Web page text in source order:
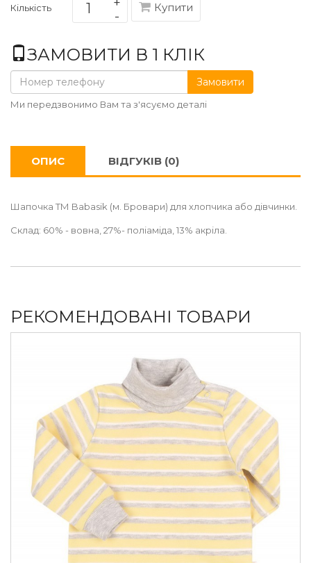
Кількість Купити
ЗАМОВИТИ В 1 КЛІК
Замовити
Ми передзвонимо Вам та з'ясуємо деталі
ОПИС ВІДГУКІВ (0)
Шапочка ТМ Babasik (м. Бровари) для хлопчика або дівчинки.
Склад: 60% - вовна, 27%- поліаміда, 13% акріла.
РЕКОМЕНДОВАНІ ТОВАРИ